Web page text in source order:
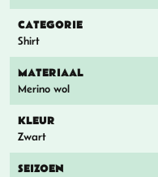
CATEGORIE
Shirt
MATERIAAL
Merino wol
KLEUR
Zwart
SEIZOEN